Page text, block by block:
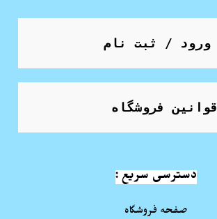
ورود / ثبت نام
قوانین فروشگاه
دسترسی سریع :
صفحه فروشگاه